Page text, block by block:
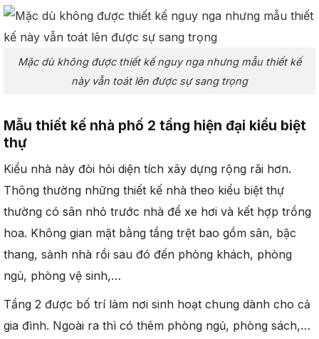
Mặc dù không được thiết kế nguy nga nhưng mẫu thiết kế
này vẫn toát lên được sự sang trọng
Mẫu thiết kế nhà phố 2 tầng hiện đại kiểu biệt
thự
Kiểu nhà này đòi hỏi diện tích xây dựng rộng rãi hơn.
Thông thường những thiết kế nhà theo kiểu biệt thự
thường có sân nhỏ trước nhà để xe hơi và kết hợp trồng
hoa. Không gian mặt bằng tầng trệt bao gồm sân, bậc
thang, sảnh nhà rồi sau đó đến phòng khách, phòng
ngủ, phòng vệ sinh,…
Tầng 2 được bố trí làm nơi sinh hoạt chung dành cho cả
gia đình. Ngoài ra thì có thêm phòng ngủ, phòng sách,…